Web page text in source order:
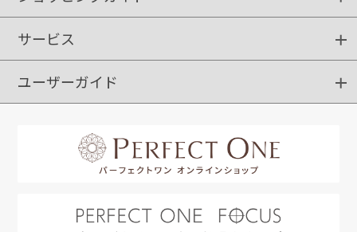
ショッピングガイド
ご注文方法
送料・配送
クーポンご利用方法
サービス
定期購入
ポイントサービス
お知らせメール
ユーザーガイド